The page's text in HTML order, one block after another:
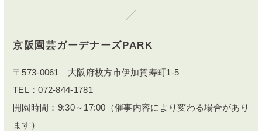
京阪園芸ガーデナーズPARK
〒573-0061 大阪府枚方市伊加賀寿町1-5
TEL：072-844-1781
開園時間：9:30～17:00（催事内容により変わる場合があり
ます）